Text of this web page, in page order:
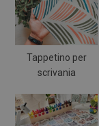
Tappetino per
scrivania